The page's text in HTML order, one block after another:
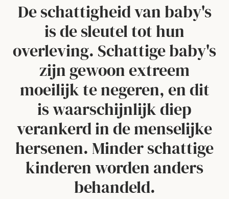
De schattigheid van baby's
is de sleutel tot hun
overleving. Schattige baby's
zijn gewoon extreem
moeilijk te negeren, en dit
is waarschijnlijk diep
verankerd in de menselijke
hersenen. Minder schattige
kinderen worden anders
behandeld.